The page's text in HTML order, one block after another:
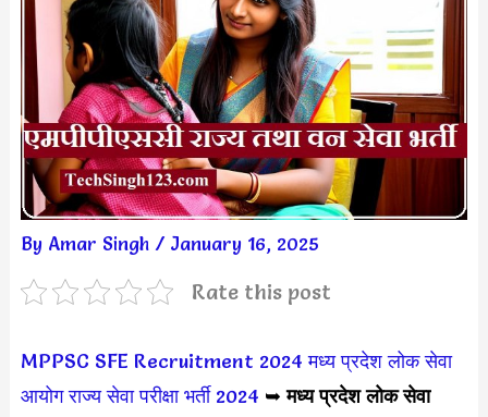
By Amar Singh / January 16, 2025
Rate this post
MPPSC SFE Recruitment 2024 मध्य प्रदेश लोक सेवा
आयोग राज्य सेवा परीक्षा भर्ती 2024 ➥मध्य प्रदेश लोक सेवा